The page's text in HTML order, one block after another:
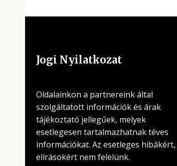
Jogi Nyilatkozat
Oldalainkon a partnereink által
szolgáltatott információk és árak
tájékoztató jellegűek, melyek
esetlegesen tartalmazhatnak téves
információkat. Az esetleges hibákért,
elírásokért nem felelünk.